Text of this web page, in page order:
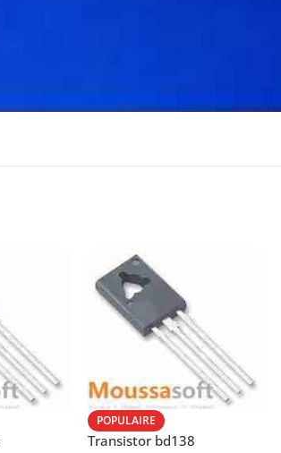
POPULAIRE
Transistor bd138